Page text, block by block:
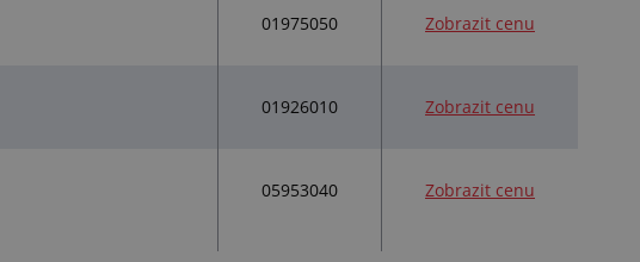
01975050 Zobrazit cenu
01926010 Zobrazit cenu
05953040 Zobrazit cenu